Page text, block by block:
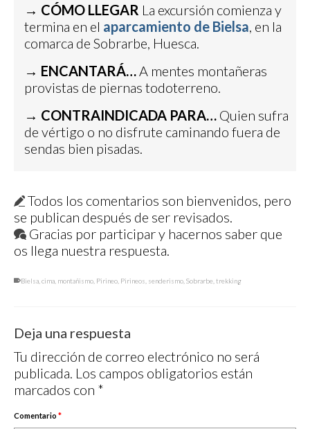
→ CÓMO LLEGAR La excursión comienza y
termina en el aparcamiento de Bielsa , en la
comarca de Sobrarbe, Huesca.
→ ENCANTARÁ… A mentes montañeras
provistas de piernas todoterreno.
→ CONTRAINDICADA PARA… Quien sufra
de vértigo o no disfrute caminando fuera de
sendas bien pisadas.
Todos los comentarios son bienvenidos, pero
se publican después de ser revisados.
Gracias por participar y hacernos saber que
os llega nuestra respuesta.
Bielsa cima montañismo Pirineo Pirineos senderismo Sobrarbe trekking
Deja una respuesta
Tu dirección de correo electrónico no será
publicada. Los campos obligatorios están
marcados con *
Comentario *